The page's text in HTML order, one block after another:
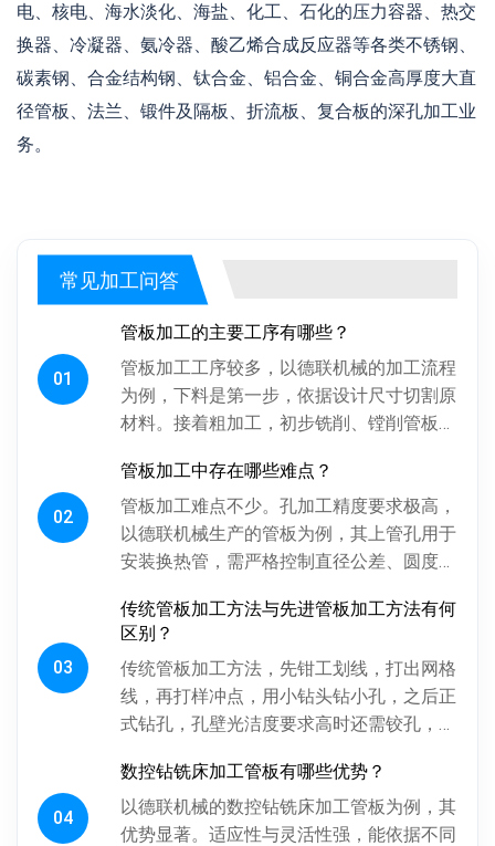
电、核电、海水淡化、海盐、化工、石化的压力容器、热交
换器、冷凝器、氨冷器、酸乙烯合成反应器等各类不锈钢、
碳素钢、合金结构钢、钛合金、铝合金、铜合金高厚度大直
径管板、法兰、锻件及隔板、折流板、复合板的深孔加工业
务。
常见加工问答
01
管板加工的主要工序有哪些？
管板加工工序较多，以德联机械的加工流程
为例，下料是第一步，依据设计尺寸切割原
材料。接着粗加工，初步铣削、镗削管板各
关键，通过射线、超声波探伤检...
02
管板加工中存在哪些难点？
管板加工难点不少。孔加工精度要求极高，
以德联机械生产的管板为例，其上管孔用于
安装换热管，需严格控制直径公差、圆度、
影响换热管安装与设备性能。板...
03
传统管板加工方法与先进管板加工方法有何
区别？
传统管板加工方法，先钳工划线，打出网格
线，再打样冲点，用小钻头钻小孔，之后正
式钻孔，孔壁光洁度要求高时还需铰孔，最
摇臂定位，劳动强度大、效率低...
04
数控钻铣床加工管板有哪些优势？
以德联机械的数控钻铣床加工管板为例，其
优势显著。适应性与灵活性强，能依据不同